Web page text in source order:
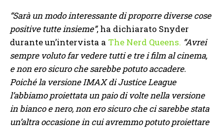
“Sarà un modo interessante di proporre diverse cose
positive tutte insieme”, ha dichiarato Snyder
durante un’intervista a The Nerd Queens. “Avrei
sempre voluto far vedere tutti e tre i film al cinema,
e non ero sicuro che sarebbe potuto accadere.
Poiché la versione IMAX di Justice League
l’abbiamo proiettata un paio di volte nella versione
in bianco e nero, non ero sicuro che ci sarebbe stata
un’altra occasione in cui avremmo potuto proiettare